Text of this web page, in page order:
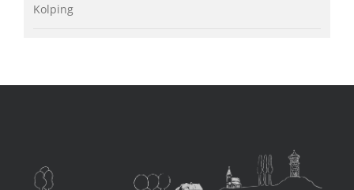
Kolping